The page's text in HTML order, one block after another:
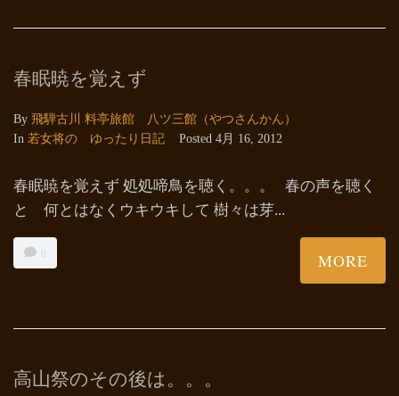
春眠暁を覚えず
By 飛騨古川 料亭旅館 八ツ三館（やつさんかん）
In 若女将の ゆったり日記 Posted 4月 16, 2012
春眠暁を覚えず 処処啼鳥を聴く。。。 春の声を聴く
と 何とはなくウキウキして 樹々は芽...
0 MORE
高山祭のその後は。。。